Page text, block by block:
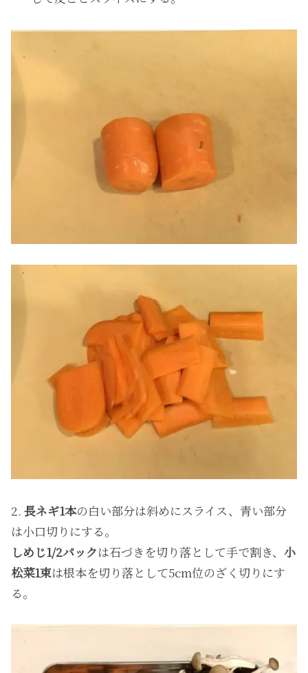
2. 長ネギ1本の白い部分は斜めにスライス、青い部分
は小口切りにする。
しめじ1/2パックは石づきを切り落として手で割き、 小
松菜1束は根本を切り落として5cm位のざく切りにす
る。